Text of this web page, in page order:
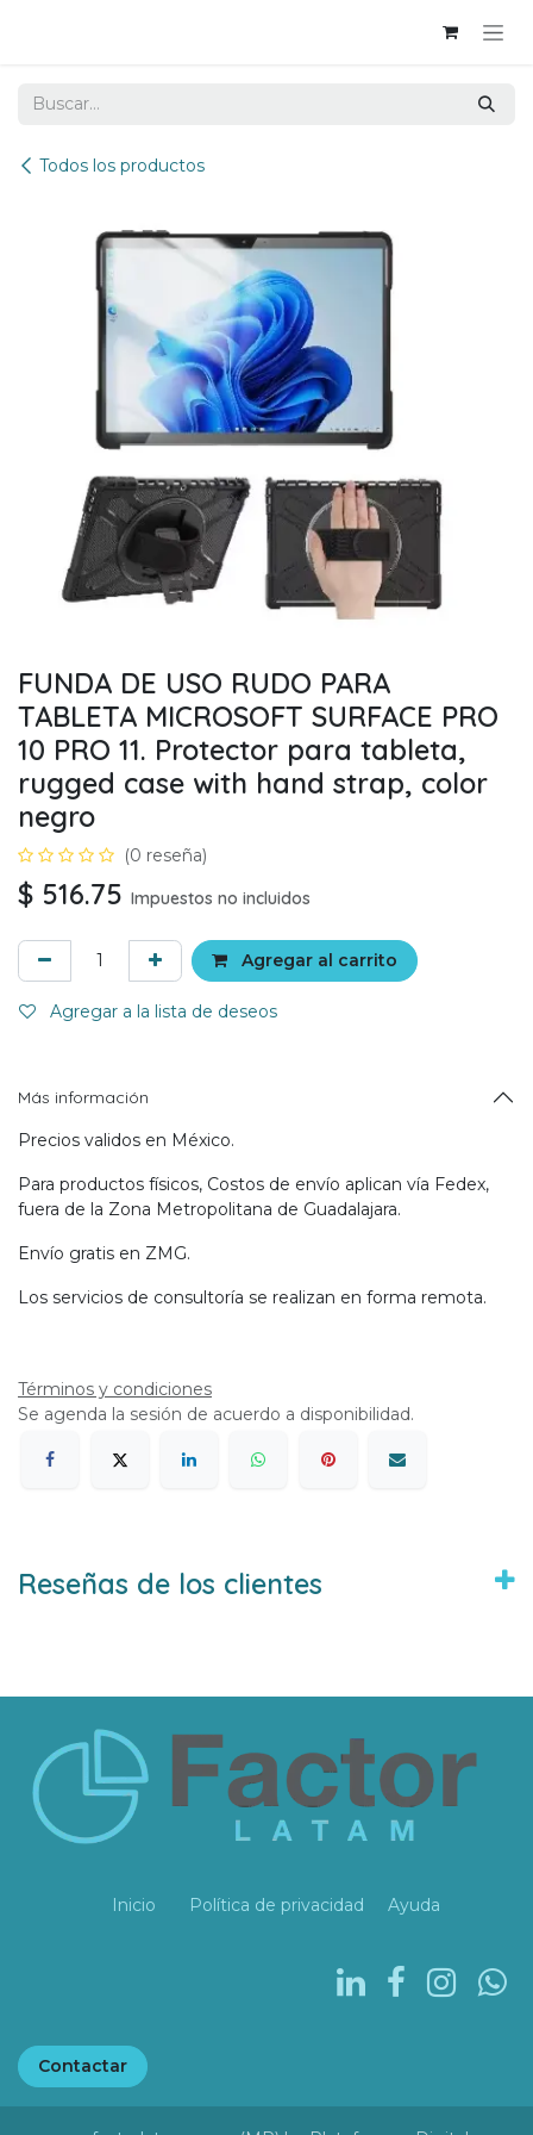
Todos los productos
FUNDA DE USO RUDO PARA
TABLETA MICROSOFT SURFACE PRO
10 PRO 11. Protector para tableta,
rugged case with hand strap, color
negro
(0 reseña)
$ 516.75 Impuestos no incluidos
Agregar al carrito
Agregar a la lista de deseos
Más información
Precios validos en México.
Para productos físicos, Costos de envío aplican vía Fedex,
fuera de la Zona Metropolitana de Guadalajara.
Envío gratis en ZMG.
Los servicios de consultoría se realizan en forma remota.
Términos y condiciones
Se agenda la sesión de acuerdo a disponibilidad.
Reseñas de los clientes
Inicio Política de privacidad Ayuda
Contactar